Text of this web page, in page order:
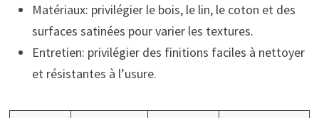
Matériaux: privilégier le bois, le lin, le coton et des
surfaces satinées pour varier les textures.
Entretien: privilégier des finitions faciles à nettoyer
et résistantes à l’usure.